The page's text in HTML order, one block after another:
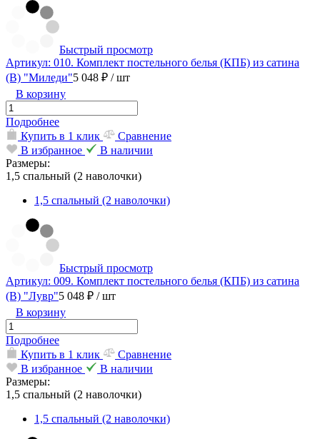
Быстрый просмотр
Артикул: 010. Комплект постельного белья (КПБ) из сатина
(В) "Миледи"5 048 ₽ / шт
В корзину
Подробнее
Купить в 1 клик
Сравнение
В избранное
В наличии
Размеры:
1,5 спальный (2 наволочки)
1,5 спальный (2 наволочки)
Быстрый просмотр
Артикул: 009. Комплект постельного белья (КПБ) из сатина
(В) "Лувр"5 048 ₽ / шт
В корзину
Подробнее
Купить в 1 клик
Сравнение
В избранное
В наличии
Размеры:
1,5 спальный (2 наволочки)
1,5 спальный (2 наволочки)